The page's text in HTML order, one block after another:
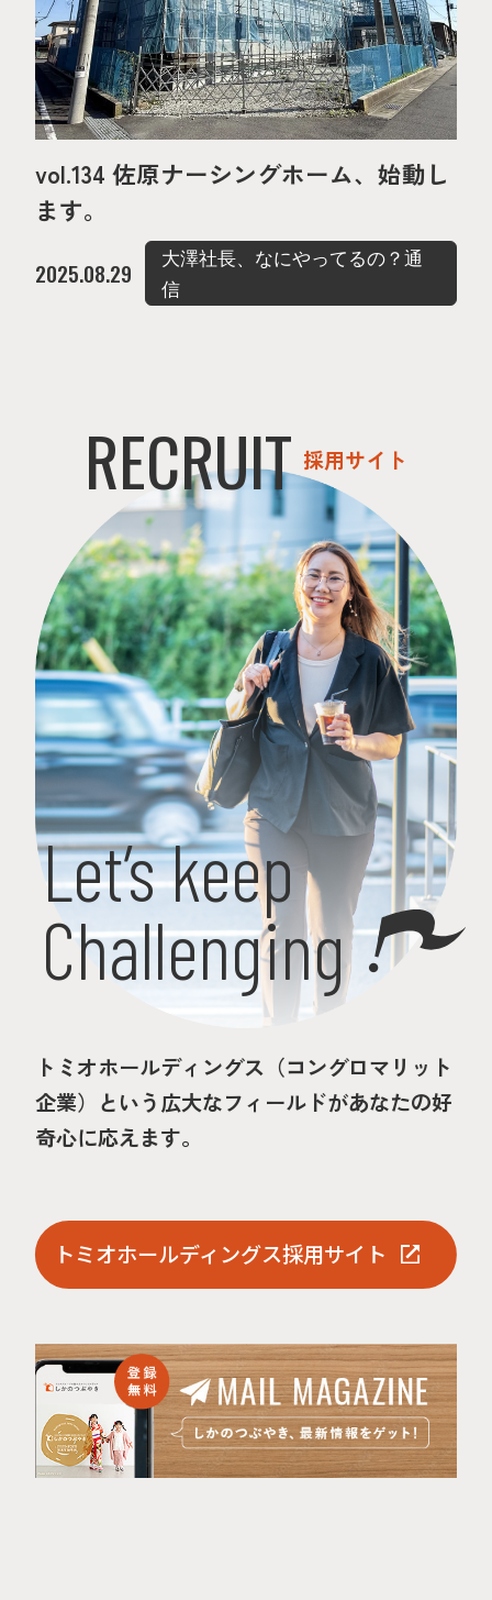
vol.134 佐原ナーシングホーム、始動し
ます。
2025.08.29
大澤社長、なにやってるの？通
信
RECRUIT 採用サイト
Let’s keep
Challenging
トミオホールディングス（コングロマリット
企業）という広大なフィールドがあなたの好
奇心に応えます。
トミオホールディングス採用サイト